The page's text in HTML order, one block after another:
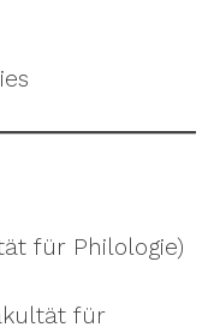
für Philologie)
für